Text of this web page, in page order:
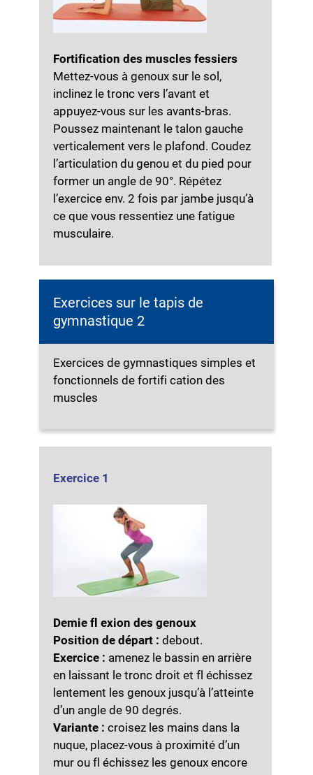
Fortification des muscles fessiers
Mettez-vous à genoux sur le sol,
inclinez le tronc vers l’avant et
appuyez-vous sur les avants-bras.
Poussez maintenant le talon gauche
verticalement vers le plafond. Coudez
l’articulation du genou et du pied pour
former un angle de 90°. Répétez
l’exercice env. 2 fois par jambe jusqu’à
ce que vous ressentiez une fatigue
musculaire.
Exercices sur le tapis de
gymnastique 2
Exercices de gymnastiques simples et
fonctionnels de fortifi cation des
muscles
Exercice 1
Demie fl exion des genoux
Position de départ : debout.
Exercice : amenez le bassin en arrière
en laissant le tronc droit et fl échissez
lentement les genoux jusqu’à l’atteinte
d’un angle de 90 degrés.
Variante : croisez les mains dans la
nuque, placez-vous à proximité d’un
mur ou fl échissez les genoux encore